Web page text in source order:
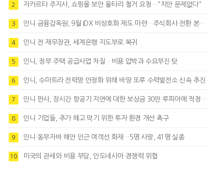
2 자카르타 주지사, 쇼핑몰 보안 울타리 철거 요청…"치안 문제없다"
3 인니 금융감독원, 9월 IDX 비상호화 제도 마련…주식회사 전환 본격화
4 인니 전 재무장관, 세계은행 지도부로 복귀
5 인니, 정부 주택 공급사업 차질…비용 압박과 수요부진 탓
6 인니, 수마트라 전력망 안정화 위해 바땅 또루 수력발전소 신속 추진
7 인니 판사, 장시간 항공기 지연에 대한 보상금 30만 루피아에 적정성 제기
8 인니 기업들, 추가 해고 막기 위한 투자 환경 개선 촉구
9 인니 동부자바 해안 인근 여객선 화재…5명 사망, 41명 실종
10 미국의 관세와 비용 부담, 인도네시아 경쟁력 위협